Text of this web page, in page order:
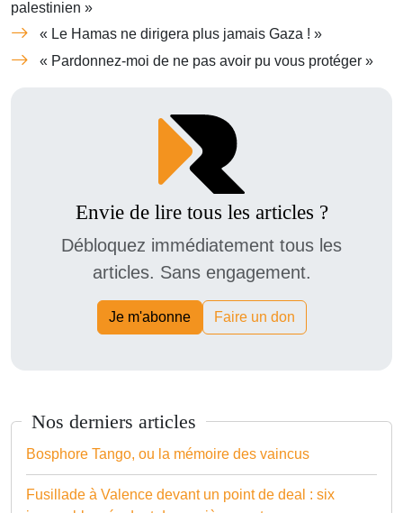
palestinien »
« Le Hamas ne dirigera plus jamais Gaza ! »
« Pardonnez-moi de ne pas avoir pu vous protéger »
Envie de lire tous les articles ?
Débloquez immédiatement tous les
articles. Sans engagement.
Je m'abonne Faire un don
Nos derniers articles
Bosphore Tango, ou la mémoire des vaincus
Fusillade à Valence devant un point de deal : six